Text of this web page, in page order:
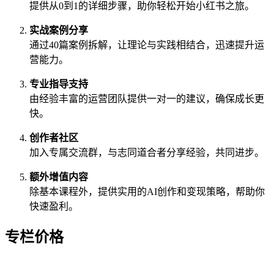
提供从0到1的详细步骤，助你轻松开始小红书之旅。
实战案例分享
通过40篇案例拆解，让理论与实践相结合，迅速提升运
营能力。
专业指导支持
由经验丰富的运营团队提供一对一的建议，确保成长更
快。
创作者社区
加入专属交流群，与志同道合者分享经验，共同进步。
额外增值内容
除基本课程外，提供实用的AI创作和变现策略，帮助你
快速盈利。
专栏价格